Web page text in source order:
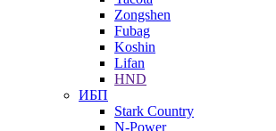
Zongshen
Fubag
Koshin
Lifan
HND
ИБП
Stark Country
N-Power